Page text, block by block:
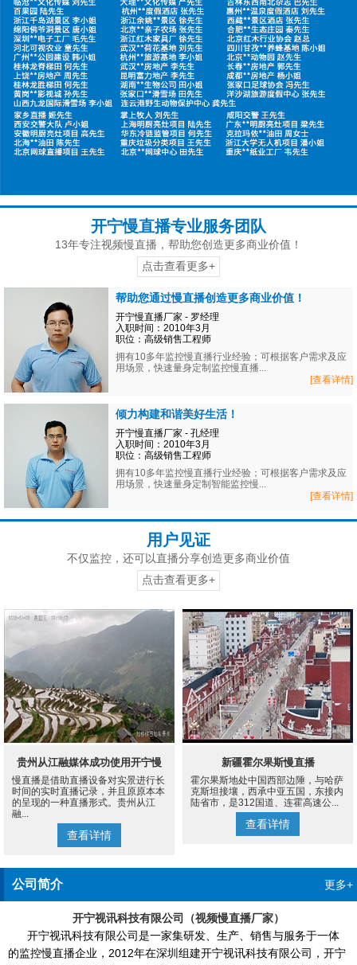
开宁慢直播专业服务团队
13年专注视频慢直播，帮助您创造更多商业价值！
点击查看更多+
帮助您通过慢直播创造更多商业价值！
开宁慢直播厂家 - 罗经理
入职时间：2010年3月
职位：高级销售工程师
拥有10多年监控慢直播行业经验；可根据客户需求及应
用场景，快速量身定制监控慢直播...
[查看详情]
倾力构建和谐美好生活！
开宁慢直播厂家 - 孔经理
入职时间：2010年3月
职位：高级销售工程师
拥有10多年监控慢直播行业经验；可根据客户需求及应
用场景，快速量身定制智能监控慢...
[查看详情]
用户见证
不仅监控，还可以直播分享创造更多商业价值
点击查看更多+
贵州从江融媒体成功使用开宁慢
直播设备案例
慢直播是借助直播设备对实景进行长
时间的实时直播记录，并且原原本本
的呈现的一种直播形式。贵州从江
融...
查看详情
新疆霍尔果斯慢直播
霍尔果斯地处中国西部边陲，与哈萨
克斯坦接壤，西承中亚五国，东接内
陆省市，是312国道、连霍高速公...
查看详情
公司简介 更多+
开宁视讯科技有限公司（视频慢直播厂家）
开宁视讯科技有限公司是一家集研发、生产、销售与服务于一体
的监控慢直播企业，2012年在深圳组建开宁视讯科技有限公司，开宁